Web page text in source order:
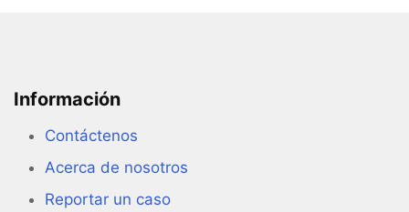
Información
Contáctenos
Acerca de nosotros
Reportar un caso